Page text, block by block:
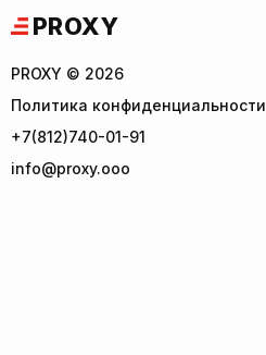
PROXY
PROXY © 2026
Политика конфиденциальности
+7(812)740-01-91
info@proxy.ooo